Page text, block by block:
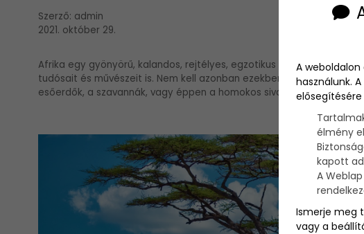
Szerző: admin
2021. október 29.
Afrika egy gyönyörű, kalandos, rejtélyes, egzotikus kontinens, ami
tudósait és művészeit is. Nem kell azonban ezekben a körökben
esőerdők, a szavannák, vagy éppen a homokos sivatagok.
A
használunk.
elősegítésére
élmény
kapott
A
Ismerje meg
vagy a